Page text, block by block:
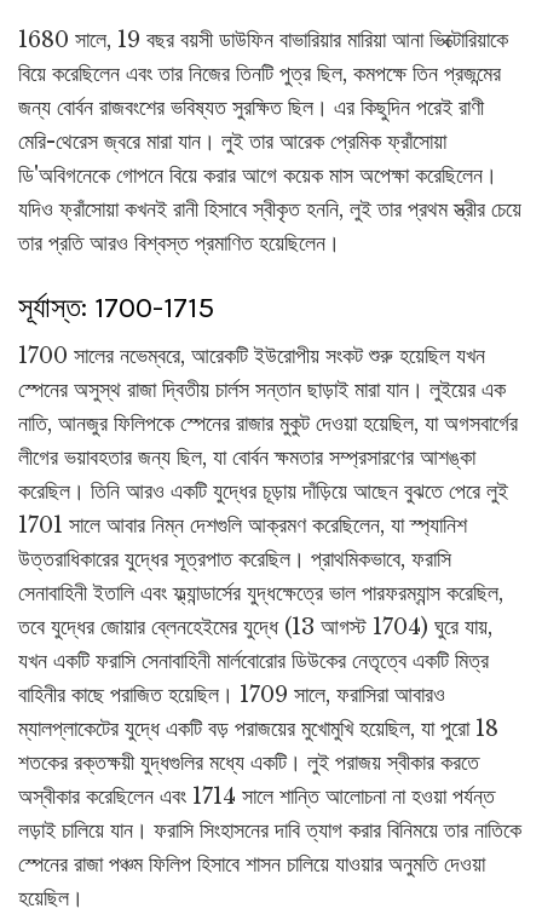
1680 সালে, 19 বছর বয়সী ডাউফিন বাভারিয়ার মারিয়া আনা ভিক্টোরিয়াকে
বিয়ে করেছিলেন এবং তার নিজের তিনটি পুত্র ছিল, কমপক্ষে তিন প্রজন্মের
জন্য বোর্বন রাজবংশের ভবিষ্যত সুরক্ষিত ছিল। এর কিছুদিন পরেই রাণী
মেরি-থেরেস জ্বরে মারা যান। লুই তার আরেক প্রেমিক ফ্রাঁসোয়া
ডি'অবিগনেকে গোপনে বিয়ে করার আগে কয়েক মাস অপেক্ষা করেছিলেন।
যদিও ফ্রাঁসোয়া কখনই রানী হিসাবে স্বীকৃত হননি, লুই তার প্রথম স্ত্রীর চেয়ে
তার প্রতি আরও বিশ্বস্ত প্রমাণিত হয়েছিলেন।
সূর্যাস্ত: 1700-1715
1700 সালের নভেম্বরে, আরেকটি ইউরোপীয় সংকট শুরু হয়েছিল যখন
স্পেনের অসুস্থ রাজা দ্বিতীয় চার্লস সন্তান ছাড়াই মারা যান। লুইয়ের এক
নাতি, আনজুর ফিলিপকে স্পেনের রাজার মুকুট দেওয়া হয়েছিল, যা অগসবার্গের
লীগের ভয়াবহতার জন্য ছিল, যা বোর্বন ক্ষমতার সম্প্রসারণের আশঙ্কা
করেছিল। তিনি আরও একটি যুদ্ধের চূড়ায় দাঁড়িয়ে আছেন বুঝতে পেরে লুই
1701 সালে আবার নিম্ন দেশগুলি আক্রমণ করেছিলেন, যা স্প্যানিশ
উত্তরাধিকারের যুদ্ধের সূত্রপাত করেছিল। প্রাথমিকভাবে, ফরাসি
সেনাবাহিনী ইতালি এবং ফ্ল্যান্ডার্সের যুদ্ধক্ষেত্রে ভাল পারফরম্যান্স করেছিল,
তবে যুদ্ধের জোয়ার ব্লেনহেইমের যুদ্ধে (13 আগস্ট 1704) ঘুরে যায়,
যখন একটি ফরাসি সেনাবাহিনী মার্লবোরোর ডিউকের নেতৃত্বে একটি মিত্র
বাহিনীর কাছে পরাজিত হয়েছিল। 1709 সালে, ফরাসিরা আবারও
ম্যালপ্লাকেটের যুদ্ধে একটি বড় পরাজয়ের মুখোমুখি হয়েছিল, যা পুরো 18
শতকের রক্তক্ষয়ী যুদ্ধগুলির মধ্যে একটি। লুই পরাজয় স্বীকার করতে
অস্বীকার করেছিলেন এবং 1714 সালে শান্তি আলোচনা না হওয়া পর্যন্ত
লড়াই চালিয়ে যান। ফরাসি সিংহাসনের দাবি ত্যাগ করার বিনিময়ে তার নাতিকে
স্পেনের রাজা পঞ্চম ফিলিপ হিসাবে শাসন চালিয়ে যাওয়ার অনুমতি দেওয়া
হয়েছিল।